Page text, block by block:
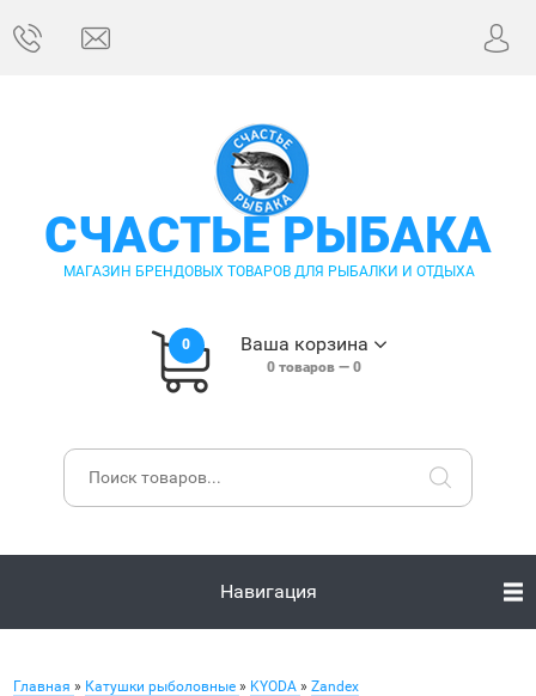
СЧАСТЬЕ РЫБАКА
МАГАЗИН БРЕНДОВЫХ ТОВАРОВ ДЛЯ РЫБАЛКИ И ОТДЫХА
0 Ваша корзина
0товаров — 0
Навигация
Главная » Катушки рыболовные » KYODA » Zandex